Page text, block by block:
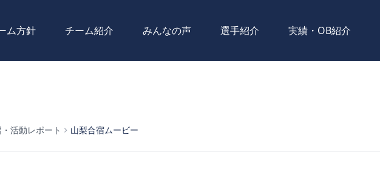
ム方針 チーム紹介 みんなの声 選手紹介 実績・OB紹介
活動レポート 山梨合宿ムービー